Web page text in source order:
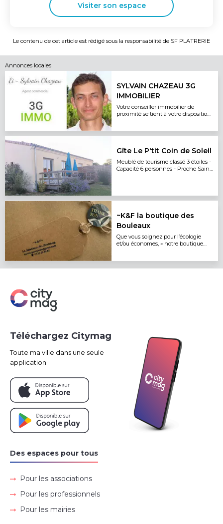
Visiter son espace
Le contenu de cet article est rédigé sous la responsabilité de SF PLATRERIE
Annonces locales
SYLVAIN CHAZEAU 3G
IMMOBILIER
Votre conseiller immobilier de
proximité se tient à votre disposition
Gîte Le P'tit Coin de Soleil
Meublé de tourisme classé 3 étoiles -
Capacité 6 personnes - Proche Saint
~K&F la boutique des
Bouleaux
Que vous soignez pour l’écologie
et/ou économes, « notre boutique
Des espaces pour tous
Pour les associations
Pour les professionnels
Pour les mairies
Téléchargez Citymag
Toute ma ville dans une seule
application